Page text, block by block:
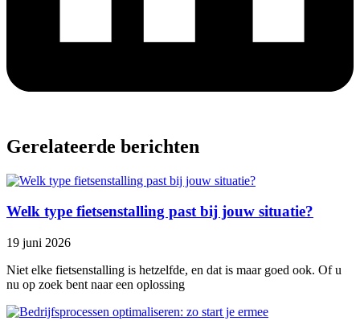
Gerelateerde berichten
Welk type fietsenstalling past bij jouw situatie?
19 juni 2026
Niet elke fietsenstalling is hetzelfde, en dat is maar goed ook. Of u
nu op zoek bent naar een oplossing